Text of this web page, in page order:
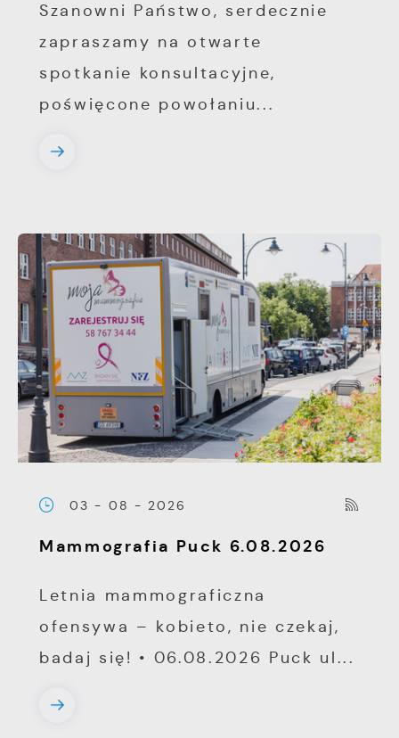
Szanowni Państwo, serdecznie
zapraszamy na otwarte
spotkanie konsultacyjne,
poświęcone powołaniu...
03 - 08 - 2026
Mammografia Puck 6.08.2026
Letnia mammograficzna
ofensywa – kobieto, nie czekaj,
badaj się! • 06.08.2026 Puck ul...